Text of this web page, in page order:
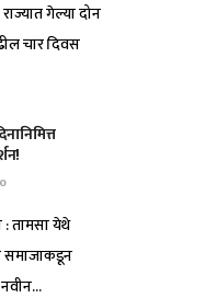
गेल्या दोन
चार दिवस
0
तामसा येथे
समाजाकडून